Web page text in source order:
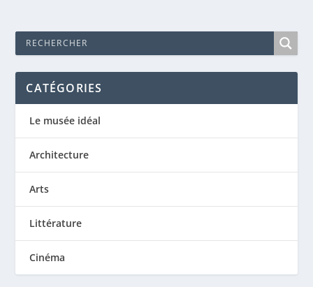
CATÉGORIES
Le musée idéal
Architecture
Arts
Littérature
Cinéma